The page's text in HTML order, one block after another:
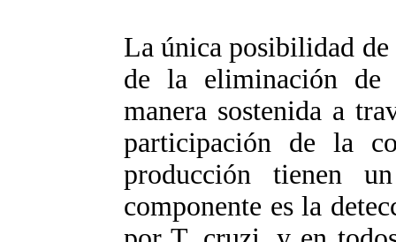
La única posibilidad
de la eliminación de
manera sostenida a
participación de la
producción tienen
componente es la